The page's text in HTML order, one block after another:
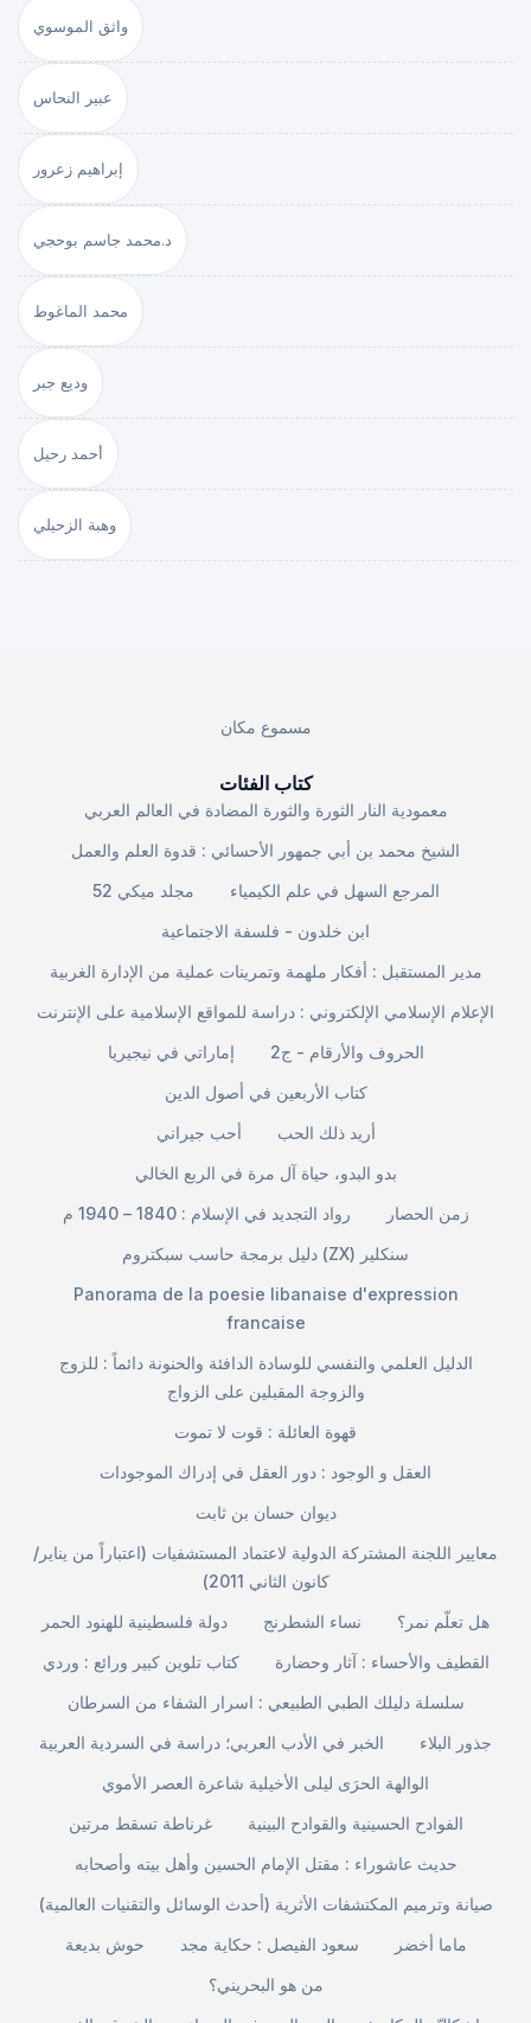
واثق الموسوي
عبير النحاس
إبراهيم زعرور
د.محمد جاسم بوحجي
محمد الماغوط
وديع جبر
أحمد رحيل
وهبة الزحيلي
مسموع مكان
كتاب الفئات
معمودية النار الثورة والثورة المضادة في العالم العربي
الشيخ محمد بن أبي جمهور الأحسائي : قدوة العلم والعمل
مجلد ميكي 52
المرجع السهل في علم الكيمياء
ابن خلدون - فلسفة الاجتماعية
مدير المستقبل : أفكار ملهمة وتمرينات عملية من الإدارة الغربية
الإعلام الإسلامي الإلكتروني : دراسة للمواقع الإسلامية على الإنترنت
إماراتي في نيجيريا
الحروف والأرقام - ج2
كتاب الأربعين في أصول الدين
أحب جيراني
أريد ذلك الحب
بدو البدو، حياة آل مرة في الربع الخالي
رواد التجديد في الإسلام : 1840 – 1940 م
زمن الحصار
دليل برمجة حاسب سبكتروم (ZX) سنكلير
Panorama de la poesie libanaise d'expression
francaise
الدليل العلمي والنفسي للوسادة الدافئة والحنونة دائماً : للزوج
والزوجة المقبلين على الزواج
قهوة العائلة : قوت لا تموت
العقل و الوجود : دور العقل في إدراك الموجودات
ديوان حسان بن ثابت
معايير اللجنة المشتركة الدولية لاعتماد المستشفيات (اعتباراً من يناير/
كانون الثاني 2011)
دولة فلسطينية للهنود الحمر
نساء الشطرنج
هل تعلّم نمر؟
كتاب تلوين كبير ورائع : وردي
القطيف والأحساء : آثار وحضارة
سلسلة دليلك الطبي الطبيعي : اسرار الشفاء من السرطان
الخبر في الأدب العربي؛ دراسة في السردية العربية
جذور البلاء
الوالهة الحرَى ليلى الأخيلية شاعرة العصر الأموي
غرناطة تسقط مرتين
الفوادح الحسينية والقوادح البينية
حديث عاشوراء : مقتل الإمام الحسين وأهل بيته وأصحابه
صيانة وترميم المكتشفات الأثرية (أحدث الوسائل والتقنيات العالمية)
حوش بديعة
سعود الفيصل : حكاية مجد
ماما أخضر
من هو البحريني؟